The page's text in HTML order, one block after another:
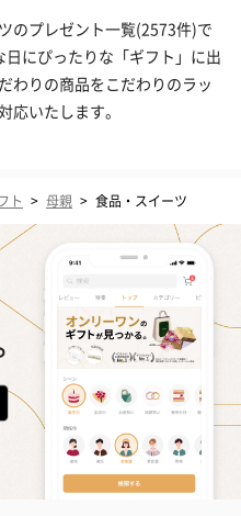
のプレゼント一覧(2573件)で
にぴったりな「ギフト」に出
わりの商品をこだわりのラッ
応いたします。
ト > 母親 > 食品・スイーツ